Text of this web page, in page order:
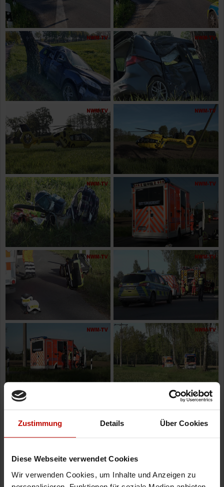
Zustimmung Details Über Cookies
Diese Webseite verwendet Cookies
Wir verwenden Cookies, um Inhalte und Anzeigen zu